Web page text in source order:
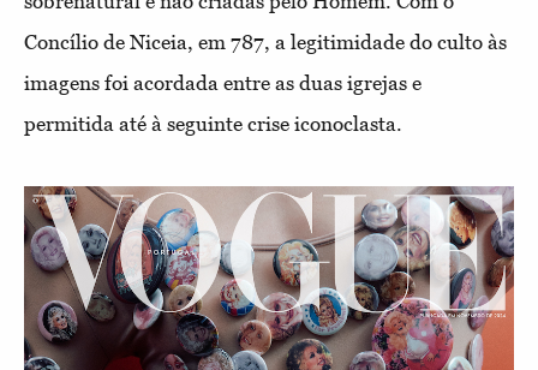
Concílio de Niceia, em 787, a legitimidade do culto às
imagens foi acordada entre as duas igrejas e
permitida até à seguinte crise iconoclasta.